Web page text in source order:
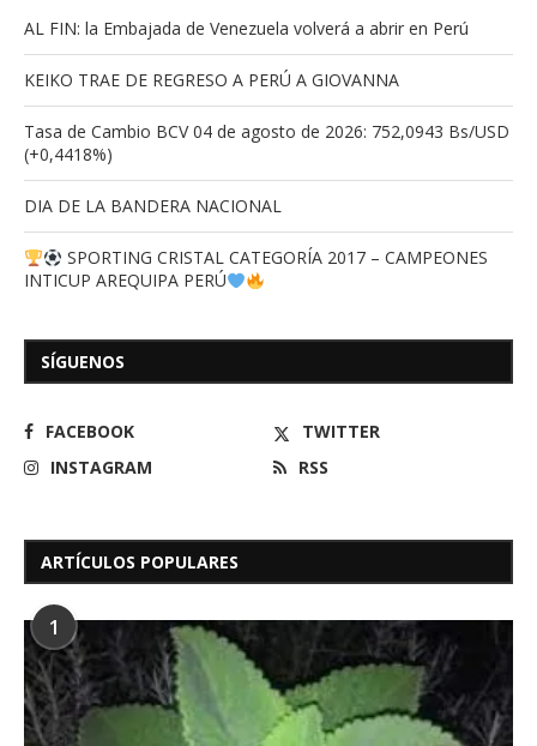
AL FIN: la Embajada de Venezuela volverá a abrir en Perú
KEIKO TRAE DE REGRESO A PERÚ A GIOVANNA
Tasa de Cambio BCV 04 de agosto de 2026: 752,0943 Bs/USD
(+0,4418%)
DIA DE LA BANDERA NACIONAL
SPORTING CRISTAL CATEGORÍA 2017 – CAMPEONES
INTICUP AREQUIPA PERÚ
SÍGUENOS
FACEBOOK
TWITTER
INSTAGRAM
RSS
ARTÍCULOS POPULARES
1